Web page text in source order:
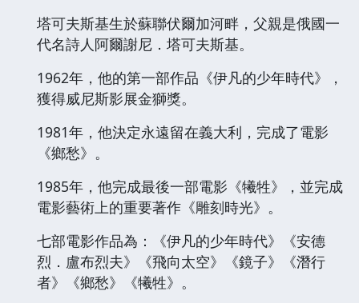
塔可夫斯基生於蘇聯伏爾加河畔，父親是俄國一
代名詩人阿爾謝尼．塔可夫斯基。
1962年，他的第一部作品《伊凡的少年時代》，
獲得威尼斯影展金獅獎。
1981年，他決定永遠留在義大利，完成了電影
《鄉愁》。
1985年，他完成最後一部電影《犧牲》，並完成
電影藝術上的重要著作《雕刻時光》。
七部電影作品為：《伊凡的少年時代》《安德
烈．盧布烈夫》《飛向太空》《鏡子》《潛行
者》《鄉愁》《犧牲》。